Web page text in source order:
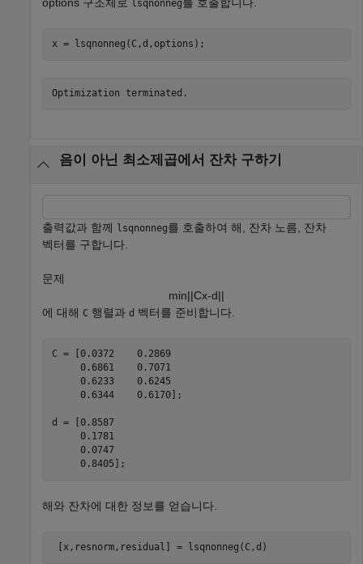
lsqnonneg
x = lsqnonneg(C,d,options);
음이 아닌 최소제곱에서 잔차 구하기
출력값과 함께 lsqnonneg를 호출하여 해, 잔차 노름, 잔차
벡터를 구합니다.
문제
min||Cx-d||
에 대해 C 행렬과 d 벡터를 준비합니다.
C = [0.0372    0.2869
     0.6861    0.7071
     0.6233    0.6245
     0.6344    0.6170];
d = [0.8587
     0.1781
     0.0747
     0.8405];
해와 잔차에 대한 정보를 얻습니다.
[x,resnorm,residual] = lsqnonneg(C,d)